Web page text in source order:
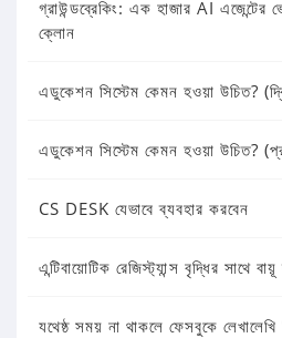
গ্রাউন্ডব্রেকিং: এক হাজার AI এজেন্টের
ক্লোন
এডুকেশন সিস্টেম কেমন হওয়া উচিত?
এডুকেশন সিস্টেম কেমন হওয়া উচিত?
CS DESK যেভাবে ব্যবহার করবেন
এন্টিবায়োটিক রেজিস্ট্যান্স বৃদ্ধির সাথে
যথেষ্ঠ সময় না থাকলে ফেসবুকে লেখালেখি